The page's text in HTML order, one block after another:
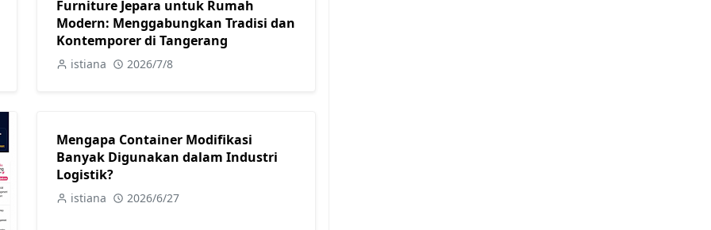
Furniture Jepara untuk Rumah
Modern: Menggabungkan Tradisi dan
Kontemporer di Tangerang
istiana 2026/7/8
Mengapa Container Modifikasi
Banyak Digunakan dalam Industri
Logistik?
istiana 2026/6/27